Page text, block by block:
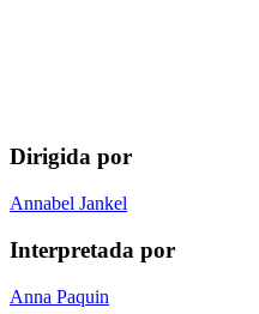
Dirigida por
Annabel Jankel
Interpretada por
Anna Paquin